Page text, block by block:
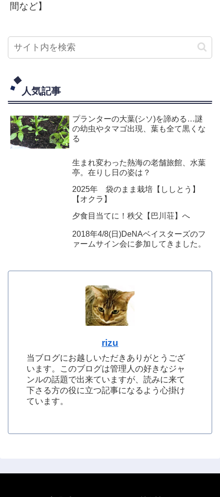
間など】
人気記事
プランターの大葉(シソ)を諦める…謎
の幼虫やタマゴ出現、葉も全て黒くな
る
生まれ変わった熱海の老舗旅館、水葉
亭。在りし日の姿は？
2025年 袋のまま栽培【ししとう】
【オクラ】
夕食目当てに！秩父【巴川荘】へ
2018年4/8(日)DeNAベイスターズのフ
ァームサイン会に参加してきました。
rizu
当ブログにお越しいただきありがとうござ
います。このブログは管理人の好きなジャ
ンルの話題で出来ていますが、読みに来て
下さる方の役に立つ記事になるよう心掛け
ています。